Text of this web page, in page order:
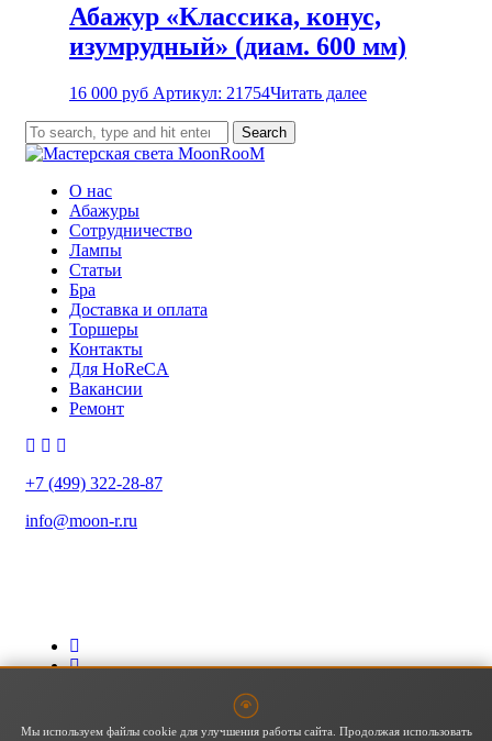
Абажур «Классика, конус,
изумрудный» (диам. 600 мм)
16 000 руб Артикул: 21754Читать далее
Search
О нас
Абажуры
Сотрудничество
Лампы
Статьи
Бра
Доставка и оплата
Торшеры
Контакты
Для HoReCA
Вакансии
Ремонт
+7 (499) 322-28-87
info@moon-r.ru
Мы используем файлы cookie для улучшения работы сайта. Продолжая использовать